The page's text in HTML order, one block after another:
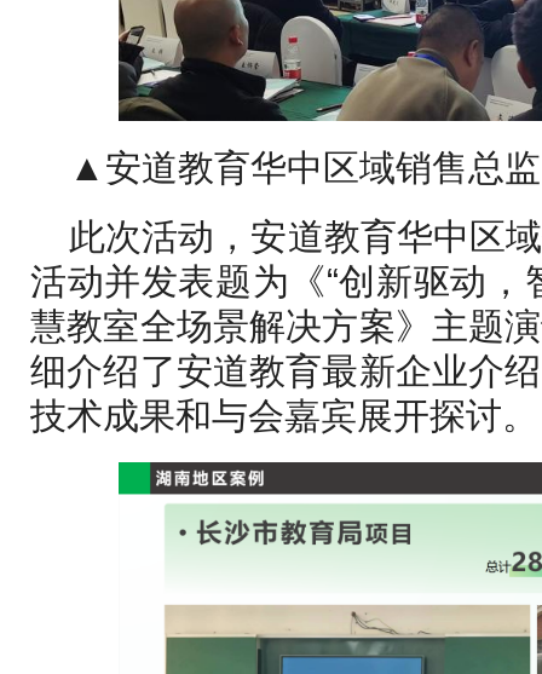
▲安道教育华中区域销售总
此次活动，安道教育华中区
活动并发表题为《“创新驱动
慧教室全场景解决方案》主题
细介绍了安道教育最新企业介
技术成果和与会嘉宾展开探讨。